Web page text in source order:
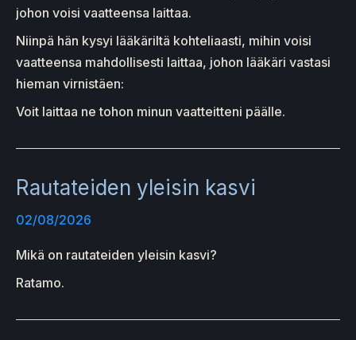
johon voisi vaatteensa laittaa.
Niinpä hän kysyi lääkäriltä kohteliaasti, mihin voisi
vaatteensa mahdollisesti laittaa, johon lääkäri vastasi
hieman virnistäen:
Voit laittaa ne tohon minun vaatteitteni päälle.
Rautateiden yleisin kasvi
02/08/2026
Mikä on rautateiden yleisin kasvi?
Ratamo.